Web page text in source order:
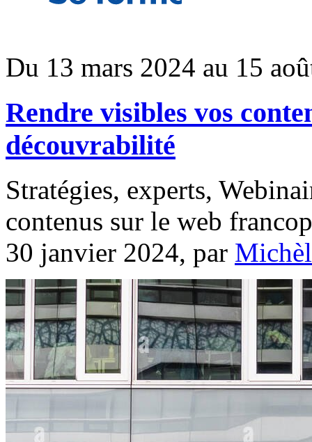
Du 13 mars 2024 au 15
Rendre visibles vos
découvrabilité
Stratégies, experts,
contenus sur le web
30 janvier 2024, par